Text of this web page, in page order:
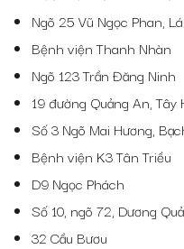
Ngõ 25 Vũ Ngọc Phan,
Bệnh viện Thanh Nhàn
Ngõ 123 Trần Đăng Ninh
19 đường Quảng An, Tây
Số 3 Ngõ Mai Hương,
Bệnh viện K3 Tân Triều
D9 Ngọc Phách
Số 10, ngõ 72, Dương
32 Cầu Bươu